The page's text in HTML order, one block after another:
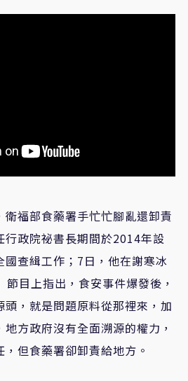
福部食藥署手忙忙腳亂還卸責
行政院祕書長期間於2014年設
國查緝工作；7日，他在謝寒冰
目上指出，食安事件爆發後，
頭，就是問題原料從那裡來，加
方政府沒有全面溯源的權力，
但食藥署卻卸責給地方。